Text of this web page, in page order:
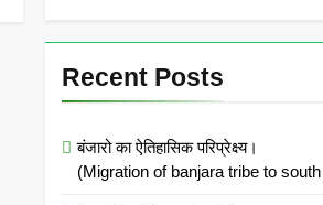
Recent Posts
बंजारो का ऐतिहासिक परिप्रेक्ष्य।
(Migration of banjara tribe to south